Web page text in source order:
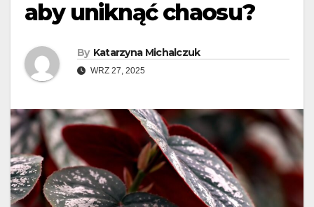
aby uniknąć chaosu?
By Katarzyna Michalczuk
WRZ 27, 2025